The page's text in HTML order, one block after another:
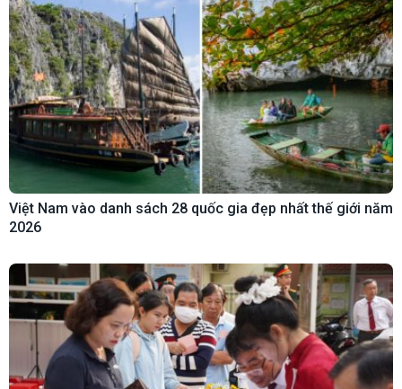
Việt Nam vào danh sách 28 quốc gia đẹp nhất thế giới năm
2026